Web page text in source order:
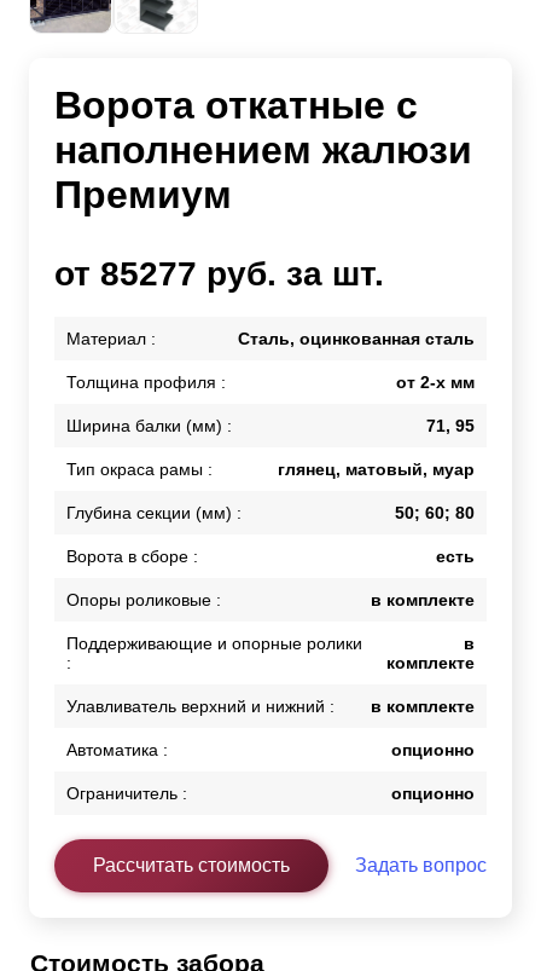
Ворота откатные с
наполнением жалюзи
Премиум
от 85277 руб. за шт.
Материал : Сталь, оцинкованная сталь
Толщина профиля : от 2-х мм
Ширина балки (мм) : 71, 95
Тип окраса рамы : глянец, матовый, муар
Глубина секции (мм) : 50; 60; 80
Ворота в сборе : есть
Опоры роликовые : в комплекте
Поддерживающие и опорные ролики
:
в
комплекте
Улавливатель верхний и нижний : в комплекте
Автоматика : опционно
Ограничитель : опционно
Рассчитать стоимость Задать вопрос
Стоимость забора